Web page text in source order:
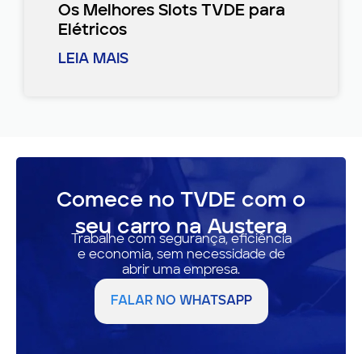
Os Melhores Slots TVDE para
Elétricos
LEIA MAIS
Comece no TVDE com o
seu carro na Austera
Trabalhe com segurança, eficiência
e economia, sem necessidade de
abrir uma empresa.
FALAR NO WHATSAPP